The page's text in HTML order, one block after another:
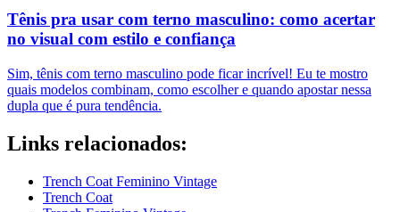
Tênis pra usar com terno masculino: como acertar
no visual com estilo e confiança
Sim, tênis com terno masculino pode ficar incrível! Eu te mostro
quais modelos combinam, como escolher e quando apostar nessa
dupla que é pura tendência.
Links relacionados:
Trench Coat Feminino Vintage
Trench Coat